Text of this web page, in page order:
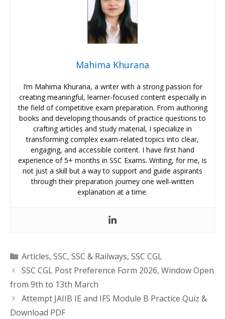
Mahima Khurana
I’m Mahima Khurana, a writer with a strong passion for
creating meaningful, learner-focused content especially in
the field of competitive exam preparation. From authoring
books and developing thousands of practice questions to
crafting articles and study material, I specialize in
transforming complex exam-related topics into clear,
engaging, and accessible content. I have first hand
experience of 5+ months in SSC Exams. Writing, for me, is
not just a skill but a way to support and guide aspirants
through their preparation journey one well-written
explanation at a time.
Categories
Articles, SSC, SSC & Railways, SSC CGL
SSC CGL Post Preference Form 2026, Window Open
from 9th to 13th March
Attempt JAIIB IE and IFS Module B Practice Quiz &
Download PDF